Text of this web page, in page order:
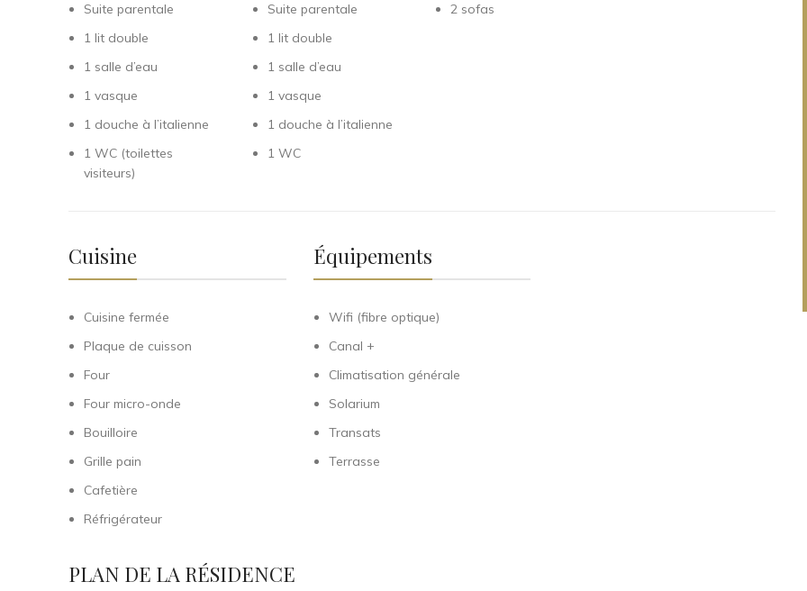
Suite parentale
1 lit double
1 salle d’eau
1 vasque
1 douche à l’italienne
1 WC (toilettes
visiteurs)
Suite parentale
1 lit double
1 salle d’eau
1 vasque
1 douche à l’italienne
1 WC
2 sofas
Cuisine
Cuisine fermée
Plaque de cuisson
Four
Four micro-onde
Bouilloire
Grille pain
Cafetière
Réfrigérateur
Équipements
Wifi (fibre optique)
Canal +
Climatisation générale
Solarium
Transats
Terrasse
PLAN DE LA RÉSIDENCE